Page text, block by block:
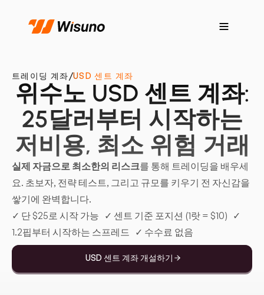
트레이딩 계좌/USD 센트 계좌
위수노 USD 센트 계좌:
25달러부터 시작하는
저비용, 최소 위험 거래
실제 자금으로 최소한의 리스크를 통해 트레이딩을 배우세
요. 초보자, 전략 테스트, 그리고 규모를 키우기 전 자신감을
쌓기에 완벽합니다.
✓ 단 $25로 시작 가능 ✓ 센트 기준 포지션 (1랏 = $10) ✓
1.2핍부터 시작하는 스프레드 ✓ 수수료 없음
USD 센트 계좌 개설하기